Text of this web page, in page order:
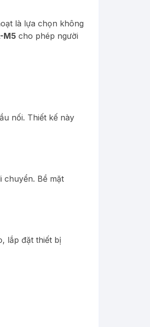
là lựa chọn không
M5 cho phép người
nối. Thiết kế này
chuyển. Bề mặt
lắp đặt thiết bị